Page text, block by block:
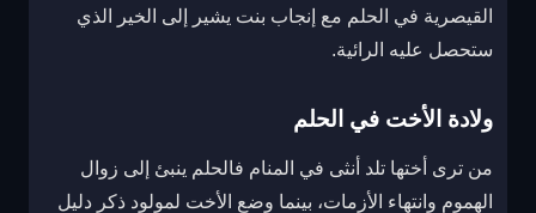
القيصرية في الحلم مع إنجاب بنت يشير إلى الخير الذي
ستحصل عليه الرائية.
ولادة الأخت في الحلم
من ترى أختها تلد أنثى في المنام فالحلم ينبئ إلى زوال
الهموم وانتهاء الأزمات، بينما وضع الأخت لمولود ذكر دليل